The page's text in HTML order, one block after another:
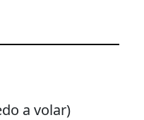
a volar)